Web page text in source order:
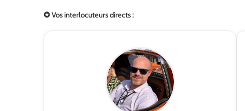
✪ Vos interlocuteurs directs :